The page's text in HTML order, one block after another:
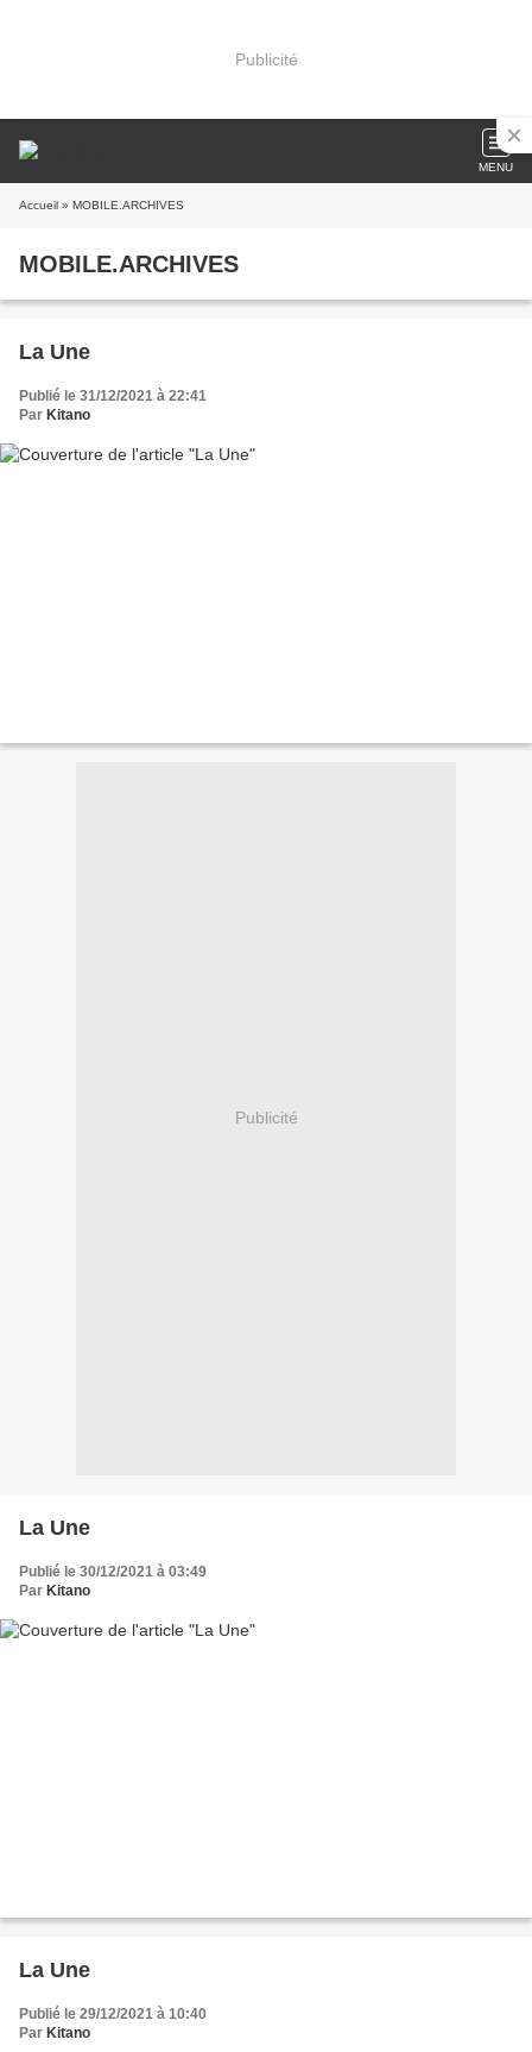
Publicité
MENU
Accueil » MOBILE.ARCHIVES
MOBILE.ARCHIVES
La Une
Publié le 31/12/2021 à 22:41
Par Kitano
Publicité
La Une
Publié le 30/12/2021 à 03:49
Par Kitano
La Une
Publié le 29/12/2021 à 10:40
Par Kitano